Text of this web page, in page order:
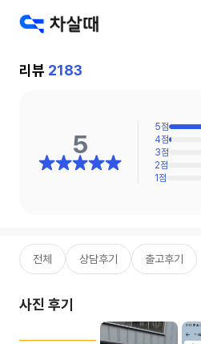
전체 상담후기 출고후기
리뷰 2183
5
1 점
2점
3점
4점
5점
사진 후기